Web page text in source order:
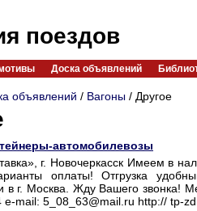
поездов
Доска объявлений
объявлений / Вагоны / Другое
автомобилевозы
г. Новочеркасск Имеем в
оплаты! Отгрузка
в г. Москва. Жду Вашего звонка!
e-mail: 5_08_63@mail.ru http:// tp-